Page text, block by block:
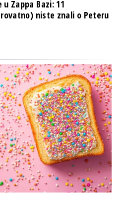
Zappa Bazi: 11
niste znali o Peteru